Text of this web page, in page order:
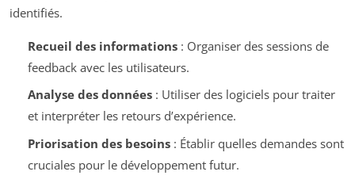
identifiés.
Recueil des informations: Organiser des sessions de
feedback avec les utilisateurs.
Analyse des données: Utiliser des logiciels pour traiter
et interpréter les retours d’expérience.
Priorisation des besoins: Établir quelles demandes sont
cruciales pour le développement futur.